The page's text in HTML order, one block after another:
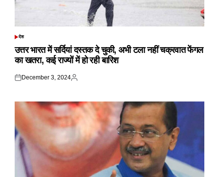
POSTED
देश
उत्तर भारत में सर्दियां दस्तक दे चुकी, अभी टला नहीं चक्रवात फेंगल
का खतरा, कई राज्यों में हो रही बारिश
Posted
December 3, 2024
Posted